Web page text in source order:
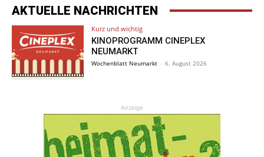
AKTUELLE NACHRICHTEN
Kurz und wichtig
KINOPROGRAMM CINEPLEX
NEUMARKT
Wochenblatt Neumarkt - 6. August 2026
Anzeige